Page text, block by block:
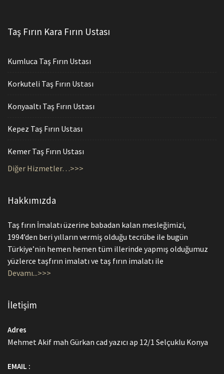
Taş Fırın Kara Fırın Ustası
Kumluca Taş Fırın Ustası
Korkuteli Taş Fırın Ustası
Konyaaltı Taş Fırın Ustası
Kepez Taş Fırın Ustası
Kemer Taş Fırın Ustası
Diğer Hizmetler…>>>
Hakkımızda
Taş fırın İmalatı üzerine babadan kalan mesleğimizi,
1994’den beri yılların vermiş olduğu tecrübe ile bugün
Türkiye’nin hemen hemen tüm illerinde yapmış olduğumuz
yüzlerce taşfırın imalatı ve taş fırın imalatı ile
Devamı...>>>
İletişim
Adres
Mehmet Akif mah Gürkan cad yazıcı ap 12/1 Selçuklu Konya
EMAIL :